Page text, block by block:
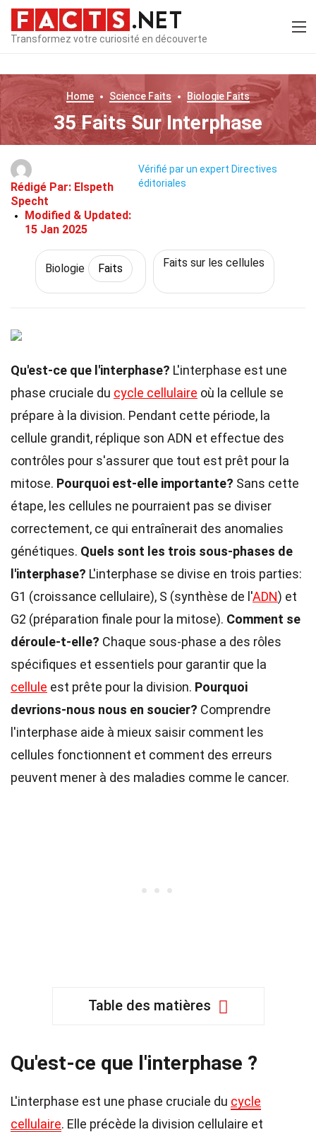
Transformez votre curiosité en découverte
Home Science Faits Biologie Faits
35 Faits Sur Interphase
Rédigé Par: Elspeth
Specht
Modified & Updated:
15 Jan 2025
Vérifié par un expert Directives
éditoriales
Biologie Faits Faits sur les cellules
Qu'est-ce que l'interphase? L'interphase est une
phase cruciale du cycle cellulaire où la cellule se
prépare à la division. Pendant cette période, la
cellule grandit, réplique son ADN et effectue des
contrôles pour s'assurer que tout est prêt pour la
mitose. Pourquoi est-elle importante? Sans cette
étape, les cellules ne pourraient pas se diviser
correctement, ce qui entraînerait des anomalies
génétiques. Quels sont les trois sous-phases de
l'interphase? L'interphase se divise en trois parties:
G1 (croissance cellulaire), S (synthèse de l'ADN) et
G2 (préparation finale pour la mitose). Comment se
déroule-t-elle? Chaque sous-phase a des rôles
spécifiques et essentiels pour garantir que la
cellule est prête pour la division. Pourquoi
devrions-nous nous en soucier? Comprendre
l'interphase aide à mieux saisir comment les
cellules fonctionnent et comment des erreurs
peuvent mener à des maladies comme le cancer.
Table des matières
Qu'est-ce que l'interphase ?
L'interphase est une phase cruciale du cycle
cellulaire. Elle précède la division cellulaire et